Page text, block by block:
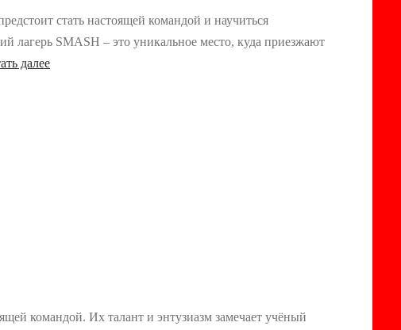
стать настоящей командой и научиться
лагерь SMASH – это уникальное место, куда приезжают
далее
командой. Их талант и энтузиазм замечает учёный